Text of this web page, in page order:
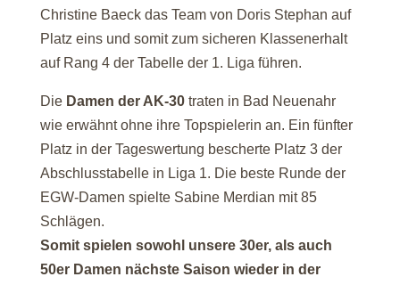
Christine Baeck das Team von Doris Stephan auf
Platz eins und somit zum sicheren Klassenerhalt
auf Rang 4 der Tabelle der 1. Liga führen.
Die Damen der AK-30traten in Bad Neuenahr
wie erwähnt ohne ihre Topspielerin an. Ein fünfter
Platz in der Tageswertung bescherte Platz 3 der
Abschlusstabelle in Liga 1. Die beste Runde der
EGW-Damen spielte Sabine Merdian mit 85
Schlägen.
Somit spielen sowohl unsere 30er, als auch
50er Damen nächste Saison wieder in der